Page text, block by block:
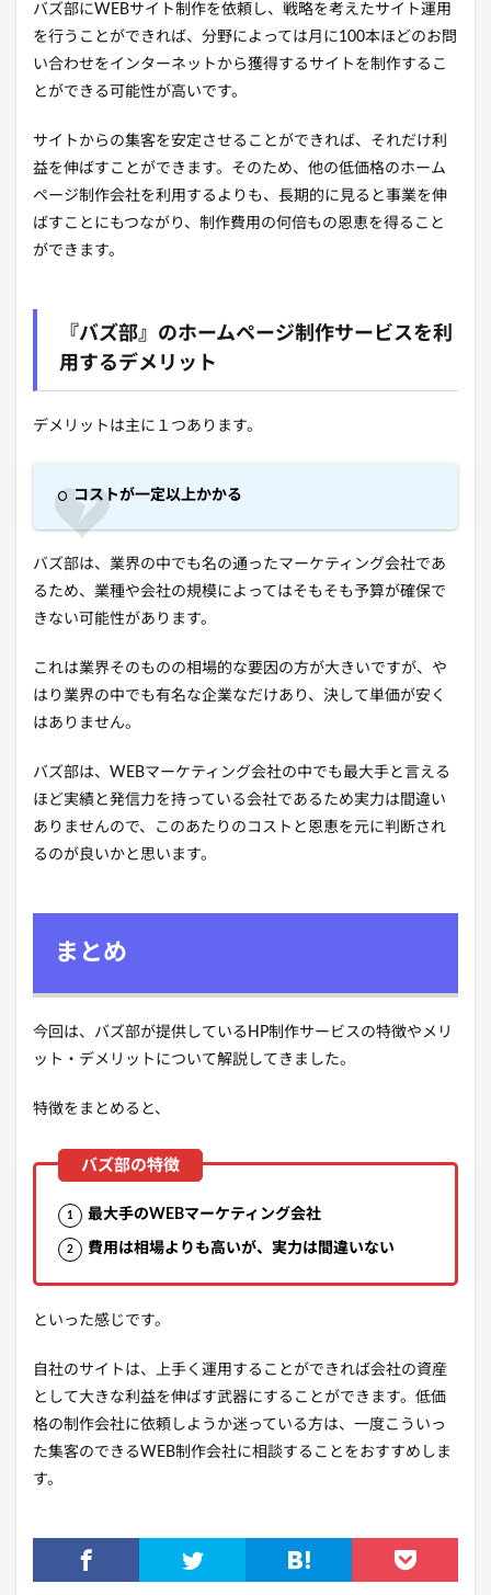
バズ部にWEBサイト制作を依頼し、戦略を考えたサイト運用
を行うことができれば、分野によっては月に100本ほどのお問
い合わせをインターネットから獲得するサイトを制作するこ
とができる可能性が高いです。
サイトからの集客を安定させることができれば、それだけ利
益を伸ばすことができます。そのため、他の低価格のホーム
ページ制作会社を利用するよりも、長期的に見ると事業を伸
ばすことにもつながり、制作費用の何倍もの恩恵を得ること
ができます。
『バズ部』のホームページ制作サービスを利
用するデメリット
デメリットは主に１つあります。
コストが一定以上かかる
バズ部は、業界の中でも名の通ったマーケティング会社であ
るため、業種や会社の規模によってはそもそも予算が確保で
きない可能性があります。
これは業界そのものの相場的な要因の方が大きいですが、や
はり業界の中でも有名な企業なだけあり、決して単価が安く
はありません。
バズ部は、WEBマーケティング会社の中でも最大手と言える
ほど実績と発信力を持っている会社であるため実力は間違い
ありませんので、このあたりのコストと恩恵を元に判断され
るのが良いかと思います。
まとめ
今回は、バズ部が提供しているHP制作サービスの特徴やメリ
ット・デメリットについて解説してきました。
特徴をまとめると、
最大手のWEBマーケティング会社
費用は相場よりも高いが、実力は間違いない
といった感じです。
自社のサイトは、上手く運用することができれば会社の資産
として大きな利益を伸ばす武器にすることができます。低価
格の制作会社に依頼しようか迷っている方は、一度こういっ
た集客のできるWEB制作会社に相談することをおすすめしま
す。